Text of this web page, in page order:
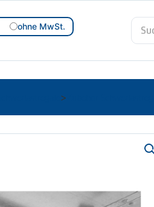
ohne MwSt.
>
für Eck-
Modell: in verschiedenen